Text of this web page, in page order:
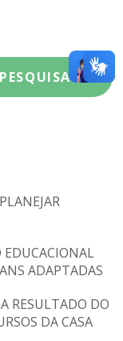
PESQUISAR
ADAPTADAS
RESULTADO DO
DA CASA